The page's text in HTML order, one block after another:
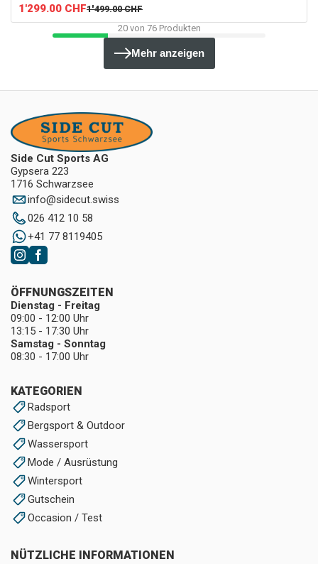
1'299.00 CHF1'499.00 CHF
20von 76Produkten
Mehr anzeigen
Side Cut Sports AG
Gypsera 223
1716 Schwarzsee
info@sidecut.swiss
026 412 10 58
+41 77 8119405
KATEGORIEN
Radsport
Bergsport & Outdoor
Wassersport
Mode / Ausrüstung
Wintersport
Gutschein
Occasion / Test
NÜTZLICHE INFORMATIONEN
ÖFFNUNGSZEITEN
Dienstag - Freitag
09:00 - 12:00 Uhr
13:15 - 17:30 Uhr
Samstag - Sonntag
08:30 - 17:00 Uhr